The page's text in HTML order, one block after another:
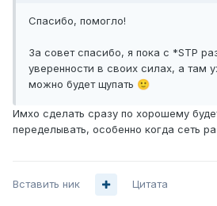
Спасибо, помогло!
За совет спасибо, я пока с *STP
уверенности в своих силах, а там
можно будет щупать 🙂
Имхо сделать сразу по хорошему
переделывать, особенно когда сеть
Вставить ник Цитата